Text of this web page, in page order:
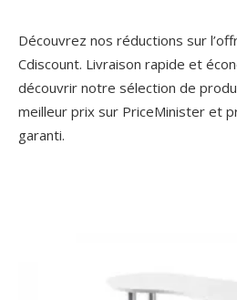
Découvrez nos réductions sur
Cdiscount. Livraison rapide et
découvrir notre sélection de
meilleur prix sur PriceMinister et
garanti.